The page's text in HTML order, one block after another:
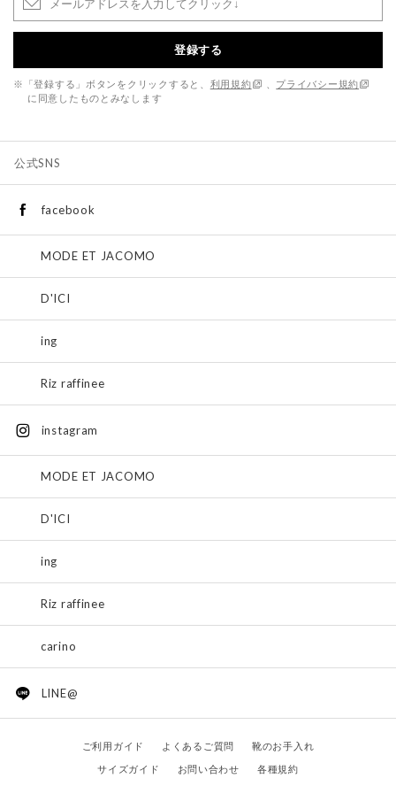
登録する
※「登録する」ボタンをクリックすると、 利用規約
プライバシー規約
に同意したものとみなします
公式SNS
facebook
MODE ET JACOMO
D'ICI
ing
Riz raffinee
instagram
MODE ET JACOMO
D'ICI
ing
Riz raffinee
carino
LINE@
ご利用ガイド よくあるご質問
靴のお手入れ
サイズガイド
お問い合わせ 各種規約